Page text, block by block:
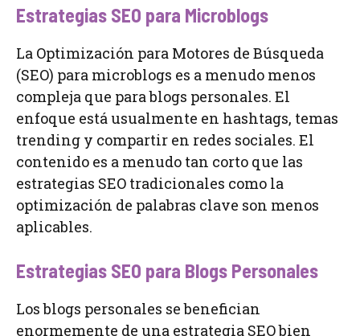
Estrategias SEO para Microblogs
La Optimización para Motores de Búsqueda
(SEO) para microblogs es a menudo menos
compleja que para blogs personales. El
enfoque está usualmente en hashtags, temas
trending y compartir en redes sociales. El
contenido es a menudo tan corto que las
estrategias SEO tradicionales como la
optimización de palabras clave son menos
aplicables.
Estrategias SEO para Blogs Personales
Los blogs personales se benefician
enormemente de una estrategia SEO bien